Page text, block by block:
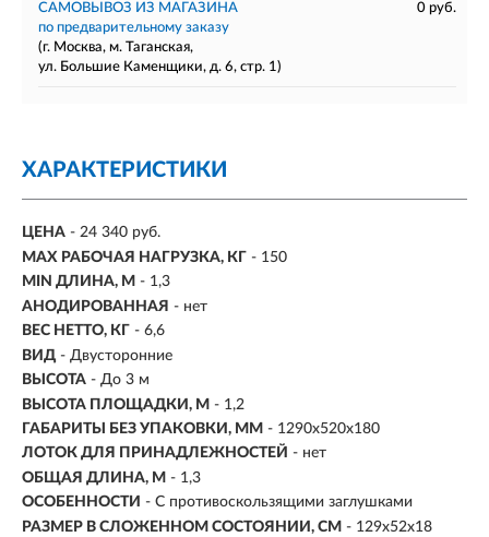
САМОВЫВОЗ ИЗ МАГАЗИНА
0 руб.
по предварительному заказу
(г. Москва, м. Таганская,
ул. Большие Каменщики, д. 6, стр. 1)
ХАРАКТЕРИСТИКИ
ЦЕНА - 24 340 руб.
MAX РАБОЧАЯ НАГРУЗКА, КГ - 150
MIN ДЛИНА, М - 1,3
АНОДИРОВАННАЯ - нет
ВЕС НЕТТО, КГ - 6,6
ВИД - Двусторонние
ВЫСОТА - До 3 м
ВЫСОТА ПЛОЩАДКИ, М - 1,2
ГАБАРИТЫ БЕЗ УПАКОВКИ, ММ - 1290х520х180
ЛОТОК ДЛЯ ПРИНАДЛЕЖНОСТЕЙ - нет
ОБЩАЯ ДЛИНА, М - 1,3
ОСОБЕННОСТИ - С противоскользящими заглушками
РАЗМЕР В СЛОЖЕННОМ СОСТОЯНИИ, СМ - 129х52х18